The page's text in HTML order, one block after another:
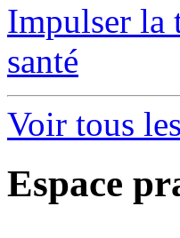
Impulser la
santé
Voir tous
Espace